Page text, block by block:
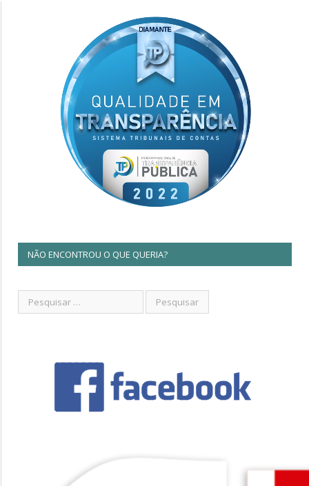
NÃO ENCONTROU O QUE QUERIA?